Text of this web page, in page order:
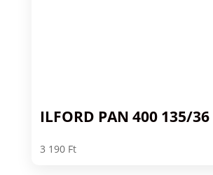
ILFORD PAN 400 135/36
3 190 Ft